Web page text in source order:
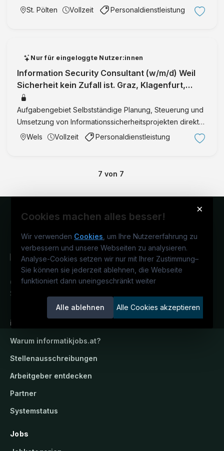
e
n
u
rt
u
g,
S
t.
et
er
W
el
W
ie
te
io
n
Übernahme von Arbeitspaketen, um tief in
St. Pölten Vollzeit Personaldienstleistung
Nur für eingeloggte Nutzer:innen
Information Security Consultant (w/m/d) Weil
Sicherheit kein Zufall ist. Graz, Klagenfurt,
Salzburg, Wels, Wien IT Secur
Aufgabengebiet Selbstständige Planung, Steuerung und
Umsetzung von Informationssicherheitsprojekten direkt
beim Kunden Beratung von Kundenorganisationen in
allen Fragen der Informationssicherheit sowie Erstellung
Wels Vollzeit Personaldienstleistung
7 von 7
×
Cookies machen alles besser!
Wir verwenden Cookies , um Ihre Nutzererfahrung zu
verbessern und unsere Webseiten zu analysieren.
Analyse-Cookies setzen wir nur mit Ihrer Zustimmung–
Sie können sie jederzeit ablehnen, die Webseite
funktioniert dann uneingeschränkt weiter
Alle ablehnen Alle Cookies akzeptieren
Österreichs IT-Karriereportal.Ein
Service der candidatis GmbH.
informatikjobs.at
Warum informatikjobs.at?
Stellenausschreibungen
Arbeitgeber entdecken
Partner
Systemstatus
Jobs